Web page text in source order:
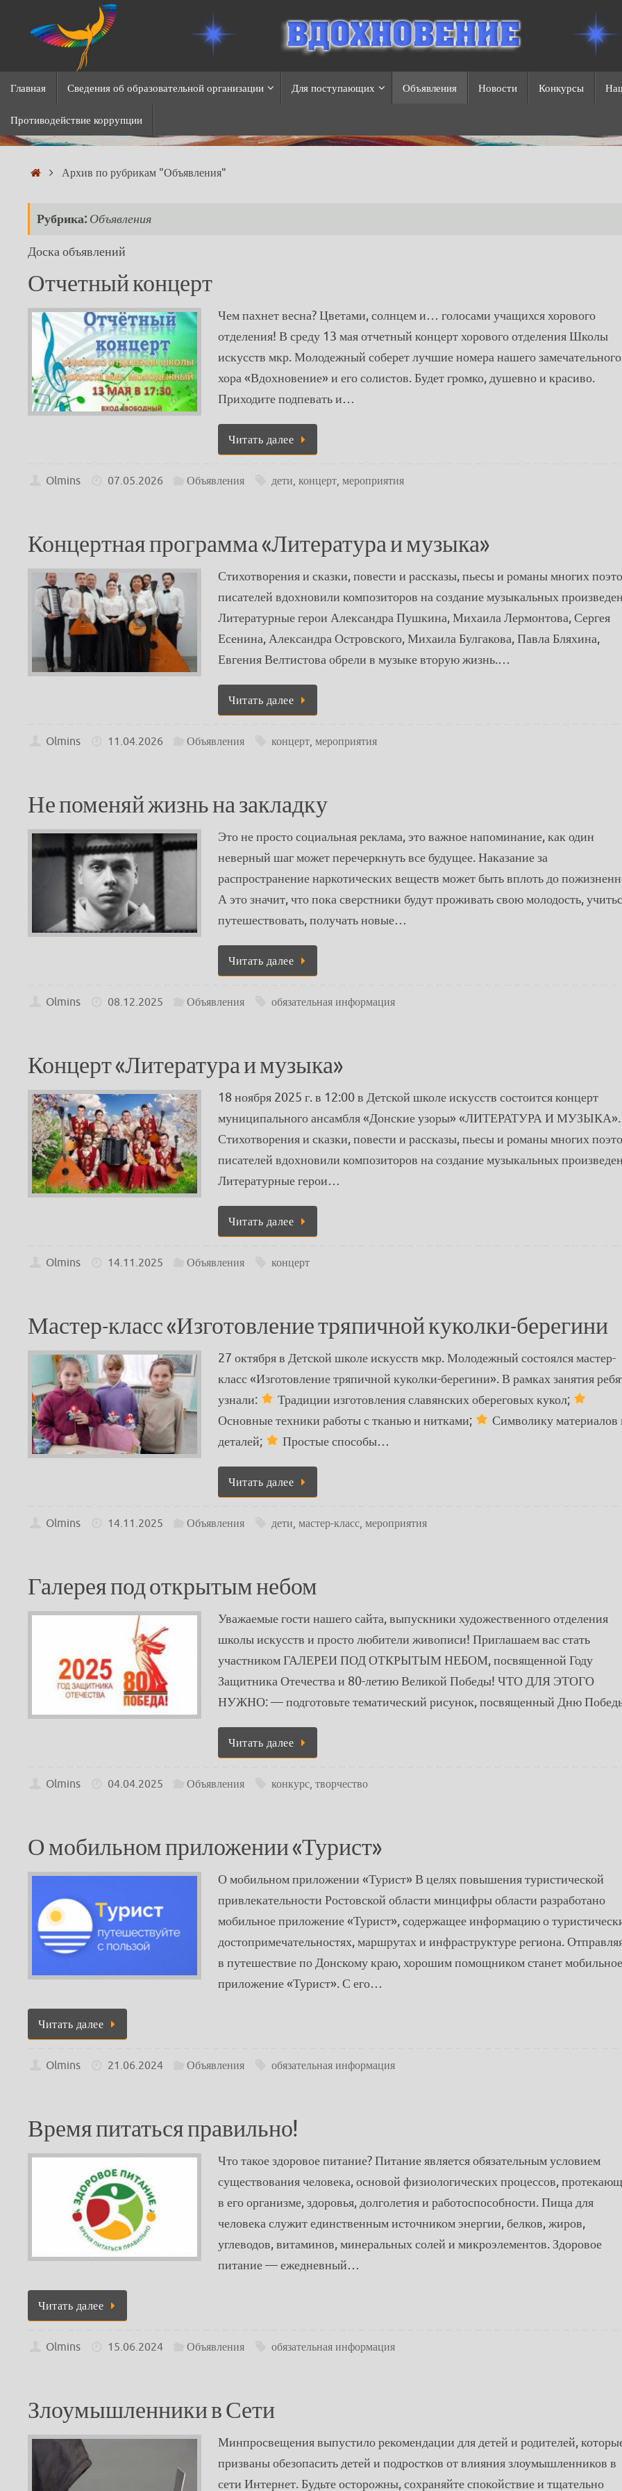
содержимому
содержимому
Главная Сведения об образовательной организации Для поступающих Объявления Новости Конкурсы
Противодействие коррупции
Главная
Архив по рубрикам "Объявления"
Рубрика: Объявления
Доска объявлений
Отчетный концерт
Чем пахнет весна? Цветами, солнцем и… голосами учащихся хорового
отделения! В среду 13 мая отчетный концерт хорового отделения Школы
искусств мкр. Молодежный соберет лучшие номера нашего замечательного
хора «Вдохновение» и его солистов. Будет громко, душевно и красиво.
Приходите подпевать и…
Читать далее
Olmins 07.05.2026 Объявления дети, концерт, мероприятия
Концертная программа «Литература и музыка»
Стихотворения и сказки, повести и рассказы, пьесы и романы многих
писателей вдохновили композиторов на создание музыкальных
Литературные герои Александра Пушкина, Михаила Лермонтова, Сергея
Есенина, Александра Островского, Михаила Булгакова, Павла Бляхина,
Евгения Велтистова обрели в музыке вторую жизнь.…
Читать далее
Olmins 11.04.2026 Объявления концерт, мероприятия
Не поменяй жизнь на закладку
Это не просто социальная реклама, это важное напоминание, как один
неверный шаг может перечеркнуть все будущее. Наказание за
распространение наркотических веществ может быть вплоть до
А это значит, что пока сверстники будут проживать свою молодость,
путешествовать, получать новые…
Читать далее
Olmins 08.12.2025 Объявления обязательная информация
Концерт «Литература и музыка»
18 ноября 2025 г. в 12:00 в Детской школе искусств состоится концерт
муниципального ансамбля «Донские узоры» «ЛИТЕРАТУРА И МУЗЫКА».
Стихотворения и сказки, повести и рассказы, пьесы и романы многих
писателей вдохновили композиторов на создание музыкальных
Литературные герои…
Читать далее
Olmins 14.11.2025 Объявления концерт
Мастер-класс «Изготовление тряпичной куколки-берегини
27 октября в Детской школе искусств мкр. Молодежный состоялся мастер-
класс «Изготовление тряпичной куколки-берегини». В рамках занятия
узнали:
Традиции изготовления славянских обереговых кукол;
Основные техники работы с тканью и нитками;
Символику материалов
деталей;
Простые способы…
Читать далее
Olmins 14.11.2025 Объявления дети, мастер-класс, мероприятия
Галерея под открытым небом
Уважаемые гости нашего сайта, выпускники художественного отделения
школы искусств и просто любители живописи! Приглашаем вас стать
участником ГАЛЕРЕИ ПОД ОТКРЫТЫМ НЕБОМ, посвященной Году
Защитника Отечества и 80-летию Великой Победы! ЧТО ДЛЯ ЭТОГО
НУЖНО: — подготовьте тематический рисунок, посвященный Дню
Читать далее
Olmins 04.04.2025 Объявления конкурс, творчество
О мобильном приложении «Турист»
О мобильном приложении «Турист» В целях повышения туристической
привлекательности Ростовской области минцифры области разработано
мобильное приложение «Турист», содержащее информацию о
достопримечательностях, маршрутах и инфраструктуре региона.
в путешествие по Донскому краю, хорошим помощником станет мобильное
приложение «Турист». С его…
Читать далее
Olmins 21.06.2024 Объявления обязательная информация
Время питаться правильно!
Что такое здоровое питание? Питание является обязательным условием
существования человека, основой физиологических процессов,
в его организме, здоровья, долголетия и работоспособности. Пища для
человека служит единственным источником энергии, белков, жиров,
углеводов, витаминов, минеральных солей и микроэлементов. Здоровое
питание — ежедневный…
Читать далее
Olmins 15.06.2024 Объявления обязательная информация
Злоумышленники в Сети
Минпросвещения выпустило рекомендации для детей и родителей,
призваны обезопасить детей и подростков от влияния злоумышленников в
сети Интернет. Будьте осторожны, сохраняйте спокойствие и тщательно